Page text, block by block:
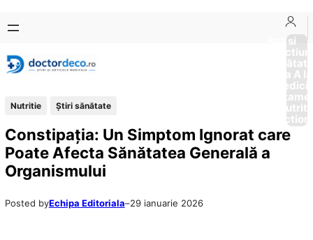
conținut
content
Boli si
Afectiuni
Sănătate
de la A
Nutritie Ştiri sănătate
Constipația: Un Simptom Ignorat care
Poate Afecta Sănătatea Generală a
Organismului
Posted byEchipa Editoriala–29 ianuarie 2026